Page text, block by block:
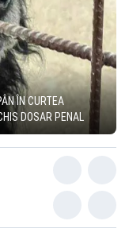
ÎN CURTEA
DOSAR PENAL